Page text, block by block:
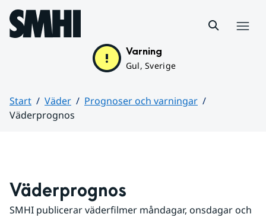
Hoppa till sidans innehåll
Varning
Gul, Sverige
Start Väder
Prognoser och varningar
Väderprognos
Väderprognos
SMHI publicerar väderfilmer måndagar, onsdagar och